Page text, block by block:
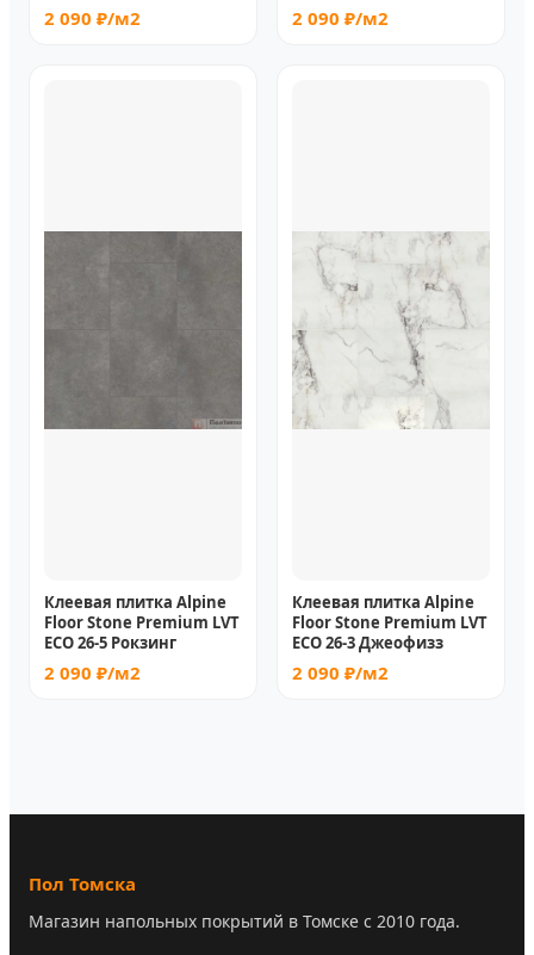
2 090 ₽/м2 2 090 ₽/м2
Клеевая плитка Alpine
Floor Stone Premium LVT
ECO 26-5 Рокзинг
2 090 ₽/м2
Клеевая плитка Alpine
Floor Stone Premium LVT
ECO 26-3 Джеофизз
2 090 ₽/м2
Пол Томска
Магазин напольных покрытий в Томске с 2010 года.